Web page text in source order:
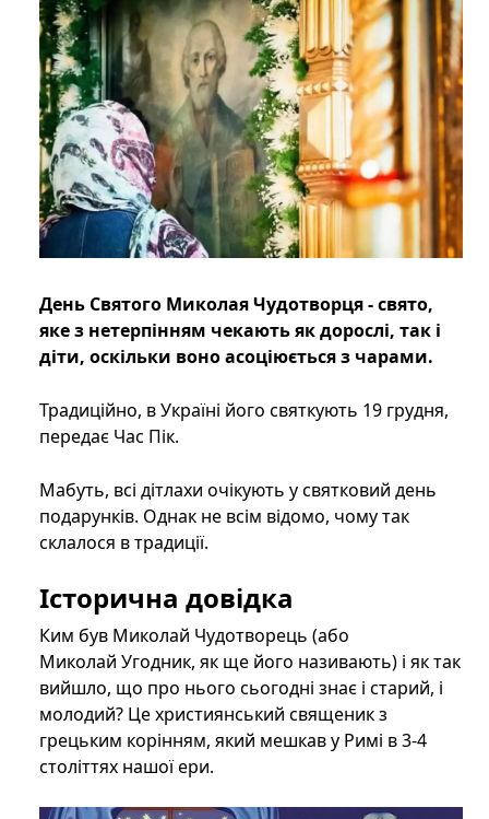
День Святого Миколая Чудотворця - свято,
яке з нетерпінням чекають як дорослі, так і
діти, оскільки воно асоціюється з чарами.
Традиційно, в Україні його святкують 19 грудня,
передає Час Пік.
Мабуть, всі дітлахи очікують у святковий день
подарунків. Однак не всім відомо, чому так
склалося в традиції.
Історична довідка
Ким був Миколай Чудотворець (або
Миколай Угодник, як ще його називають) і як так
вийшло, що про нього сьогодні знає і старий, і
молодий? Це християнський священик з
грецьким корінням, який мешкав у Римі в 3-4
століттях нашої ери.